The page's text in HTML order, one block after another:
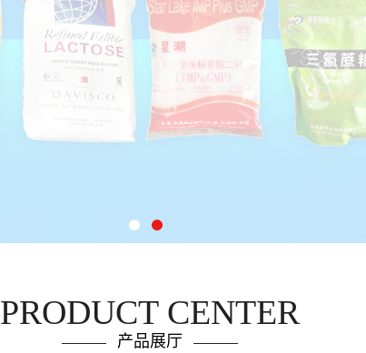
PRODUCT CENTER
产品展厅